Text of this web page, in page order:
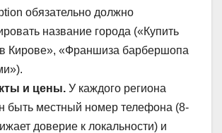
обязательно должно
название города («Купить
Кирове», «Франшиза барбершопа
и цены. У каждого региона
быть местный номер телефона (8-
доверие к локальности) и